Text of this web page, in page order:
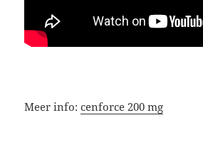
Meer info:cenforce 200 mg